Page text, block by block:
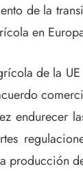
de la
en
de la
endurecer
producción